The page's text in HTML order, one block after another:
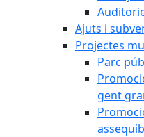
Ajuts i
Projectes
Parc
gent